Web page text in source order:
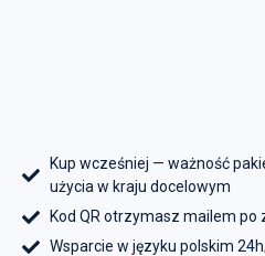
Kup wcześniej — ważność
użycia w kraju docelowym
Kod QR otrzymasz mailem po
Wsparcie w języku polskim